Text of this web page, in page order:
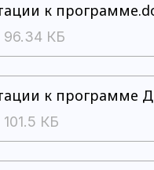
к
96.34 КБ
к программе
КБ